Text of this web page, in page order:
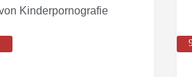
Kinderpornografie